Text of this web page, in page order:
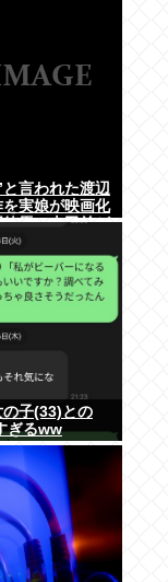
と言われた渡辺
実娘が映画化
馬、吉田羊が
子(33)との
ぎるww